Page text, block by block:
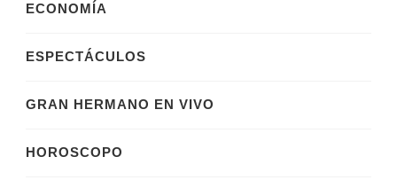
ECONOMÍA
ESPECTÁCULOS
GRAN HERMANO EN VIVO
HOROSCOPO